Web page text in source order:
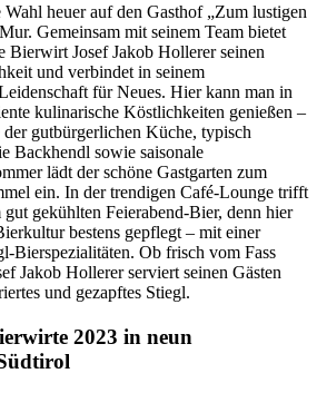
heuer auf den Gasthof „Zum lustigen
Gemeinsam mit seinem Team bietet
Bierwirt Josef Jakob Hollerer seinen
und verbindet in seinem
für Neues. Hier kann man in
kulinarische Köstlichkeiten genießen –
gutbürgerlichen Küche, typisch
Backhendl sowie saisonale
lädt der schöne Gastgarten zum
ein. In der trendigen Café-Lounge trifft
gut gekühlten Feierabend-Bier, denn hier
bestens gepflegt – mit einer
Bierspezialitäten. Ob frisch vom Fass
Jakob Hollerer serviert seinen Gästen
und gezapftes Stiegl.
2023 in neun